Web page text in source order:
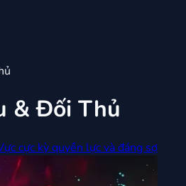
& Đối Thủ
cực kỳ quyền lực và đáng sợ